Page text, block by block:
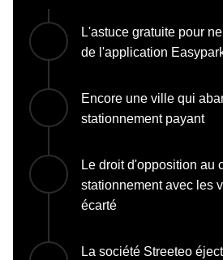
L'astuce gratuite pour
de l'application
Encore une ville qui
stationnement payant
Le droit d'opposition au
stationnement avec les
écarté
La société Streeteo